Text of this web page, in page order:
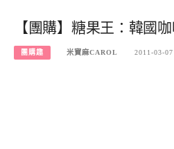
【團購】糖果王：韓國
團購趣 米寶麻CAROL 2011-03-07